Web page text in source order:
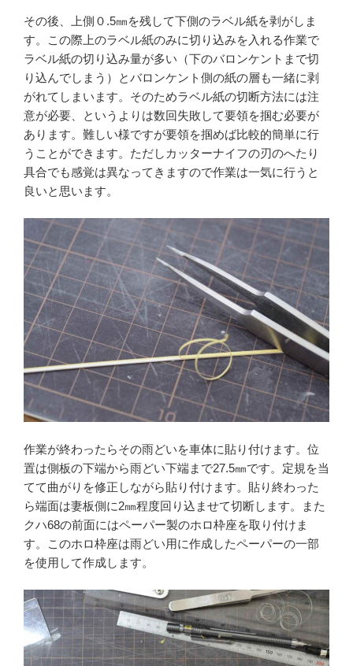
その後、上側０.5㎜を残して下側のラベル紙を剥がしま
す。この際上のラベル紙のみに切り込みを入れる作業で
ラベル紙の切り込み量が多い（下のバロンケントまで切
り込んでしまう）とバロンケント側の紙の層も一緒に剥
がれてしまいます。そのためラベル紙の切断方法には注
意が必要、というよりは数回失敗して要領を掴む必要が
あります。難しい様ですが要領を掴めば比較的簡単に行
うことができます。ただしカッターナイフの刃のへたり
具合でも感覚は異なってきますので作業は一気に行うと
良いと思います。
作業が終わったらその雨どいを車体に貼り付けます。位
置は側板の下端から雨どい下端まで27.5㎜です。定規を当
てて曲がりを修正しながら貼り付けます。貼り終わった
ら端面は妻板側に2㎜程度回り込ませて切断します。また
クハ68の前面にはペーパー製のホロ枠座を取り付けま
す。このホロ枠座は雨どい用に作成したペーパーの一部
を使用して作成します。